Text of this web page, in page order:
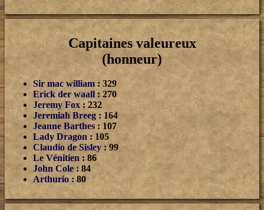
Capitaines valeureux
(honneur)
Sir mac william : 329
Erick der waall: 270
Jeremy Fox : 232
Jeremiah Breeg : 164
Jeanne Barthes : 107
Lady Dragon : 105
Claudio de Sisley : 99
Le Vénitien : 86
John Cole : 84
Arthurio : 80